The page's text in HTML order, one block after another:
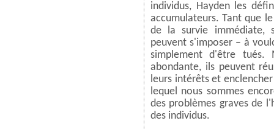
individus, Hayden les
accumulateurs. Tant que
de la survie immédiate,
peuvent s'imposer – à
simplement d'être
abondante, ils peuvent
leurs intérêts et
lequel nous sommes
des problèmes graves de
des individus.